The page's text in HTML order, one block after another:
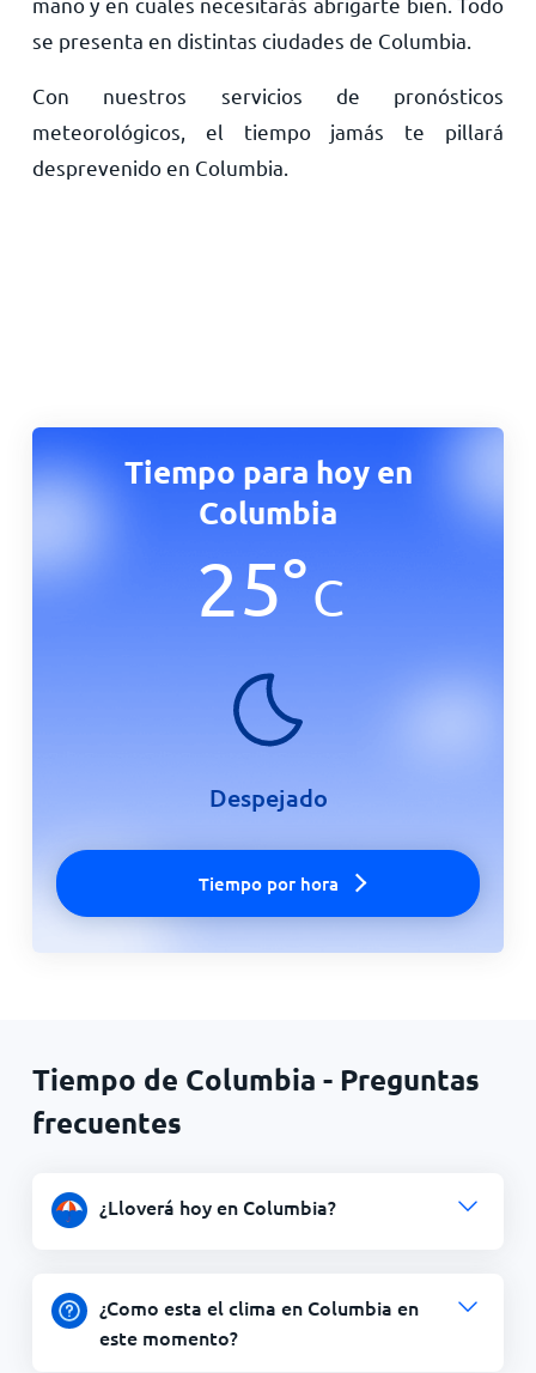
se presenta en distintas ciudades de Columbia.
Con nuestros servicios de pronósticos
meteorológicos, el tiempo jamás te pillará
desprevenido en Columbia.
Tiempo para hoy en
Columbia
25°C
Despejado
Tiempo por hora
Tiempo de Columbia - Preguntas
frecuentes
¿Lloverá hoy en Columbia?
¿Como esta el clima en Columbia en
este momento?